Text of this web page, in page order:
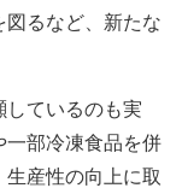
るなど、新たな
ているのも実
一部冷凍食品を併
産性の向上に取